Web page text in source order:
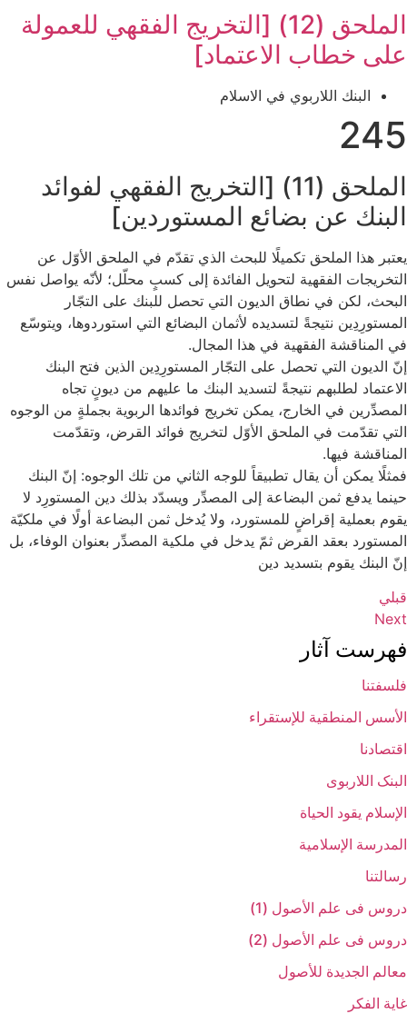
الملحق (12) [التخريج الفقهي للعمولة
على خطاب الاعتماد]
البنك اللاربوي في ‏الاسلام‏
245
الملحق (11) [التخريج الفقهي لفوائد
البنك عن بضائع المستوردين‏]
يعتبر هذا الملحق تكميلًا للبحث الذي تقدّم في الملحق الأوّل عن
التخريجات الفقهية لتحويل الفائدة إلى كسبٍ محلّل؛ لأنّه يواصل نفس
البحث، لكن في نطاق الديون التي تحصل للبنك على التجّار
المستورِدِين نتيجةً لتسديده لأثمان البضائع التي استوردوها، ويتوسّع
في المناقشة الفقهية في هذا المجال.
إنّ الديون التي تحصل على التجّار المستورِدِين الذين فتح البنك
الاعتماد لطلبهم نتيجةً لتسديد البنك ما عليهم من ديونٍ تجاه
المصدِّرين في الخارج، يمكن تخريج فوائدها الربوية بجملةٍ من الوجوه
التي تقدّمت في الملحق الأوّل لتخريج فوائد القرض، وتقدّمت
المناقشة فيها.
فمثلًا يمكن أن يقال تطبيقاً للوجه الثاني من تلك الوجوه: إنّ البنك
حينما يدفع ثمن البضاعة إلى المصدِّر ويسدّد بذلك دين المستورِد لا
يقوم بعملية إقراضٍ للمستورد، ولا يُدخل ثمن البضاعة أولًا في ملكيّة
المستورد بعقد القرض ثمّ يدخل في ملكية المصدِّر بعنوان الوفاء، بل
إنّ البنك يقوم بتسديد دين‏
قبلي
فهرست آثار
فلسفتنا
الأسس المنطقیة للإستقراء
اقتصادنا
البنک اللاربوی
الإسلام یقود الحیاة
المدرسة الإسلامیة
رسالتنا
دروس فی علم الأصول (1)
دروس فی علم الأصول (2)
معالم الجدیدة للأصول
غایة الفکر